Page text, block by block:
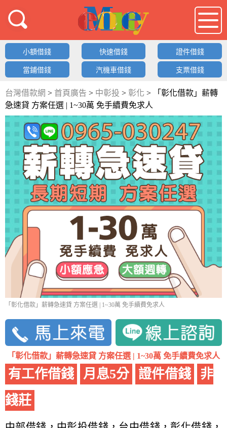
借錢LOGO
小額借錢 快速借錢 證件借錢
當鋪借錢 汽機車借錢 支票借錢
台灣借款網 > 首頁廣告 > 中彰投 > 彰化 >
「彰化借款」薪轉
急速貸 方案任選 | 1~30萬 免手續費免求人
「彰化借款」薪轉急速貸 方案任選 | 1~30萬 免手續費免求人
「彰化借款」薪轉急速貸 方案任選 | 1~30萬 免手續費免求人
有工作借錢 月息5分 證件借錢
非
錢莊